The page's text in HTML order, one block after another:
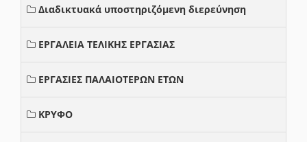
Διαδικτυακά υποστηριζόμενη διερεύνηση
ΕΡΓΑΛΕΙΑ ΤΕΛΙΚΗΣ ΕΡΓΑΣΙΑΣ
ΕΡΓΑΣΙΕΣ ΠΑΛΑΙΟΤΕΡΩΝ ΕΤΩΝ
ΚΡΥΦΟ